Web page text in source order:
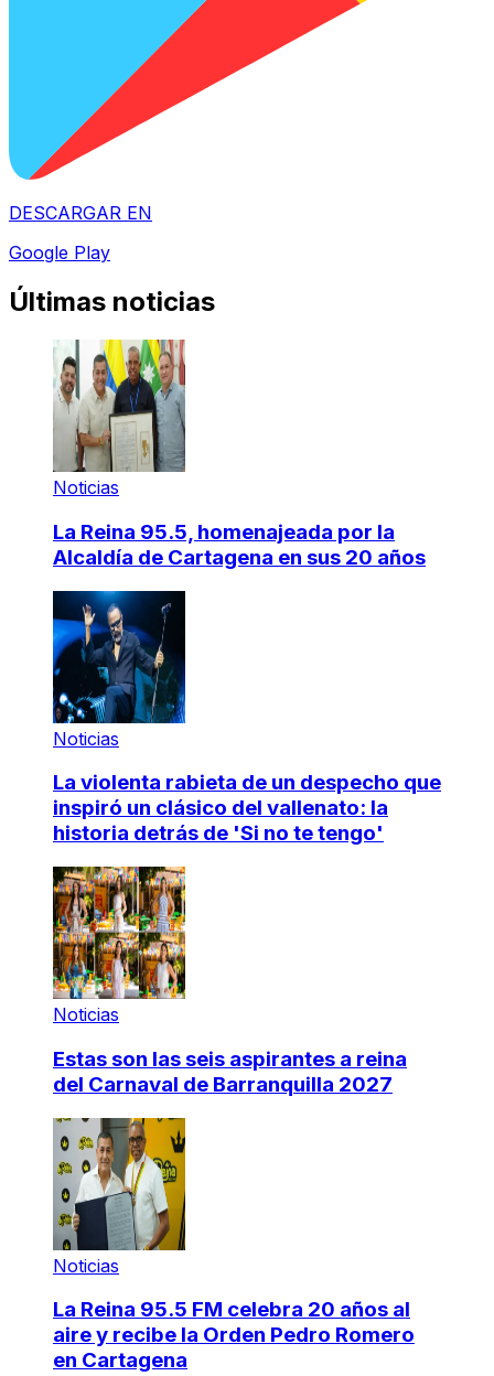
DESCARGAR EN
Google Play
Últimas noticias
Noticias
La Reina 95.5, homenajeada por la
Alcaldía de Cartagena en sus 20 años
Noticias
La violenta rabieta de un despecho que
inspiró un clásico del vallenato: la
historia detrás de 'Si no te tengo'
Noticias
Estas son las seis aspirantes a reina
del Carnaval de Barranquilla 2027
Noticias
La Reina 95.5 FM celebra 20 años al
aire y recibe la Orden Pedro Romero
en Cartagena